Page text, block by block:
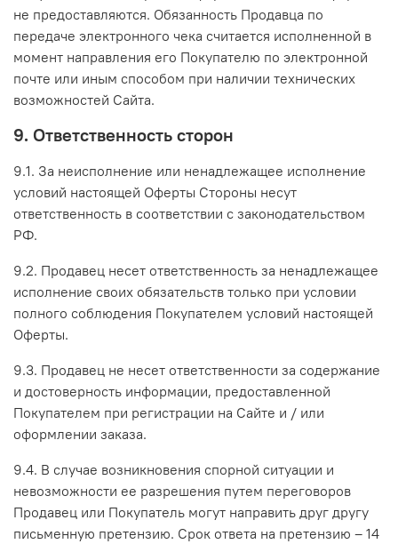
не предоставляются. Обязанность Продавца по
передаче электронного чека считается исполненной в
момент направления его Покупателю по электронной
почте или иным способом при наличии технических
возможностей Сайта.
9. Ответственность сторон
9.1. За неисполнение или ненадлежащее исполнение
условий настоящей Оферты Стороны несут
ответственность в соответствии с законодательством
РФ.
9.2. Продавец несет ответственность за ненадлежащее
исполнение своих обязательств только при условии
полного соблюдения Покупателем условий настоящей
Оферты.
9.3. Продавец не несет ответственности за содержание
и достоверность информации, предоставленной
Покупателем при регистрации на Сайте и / или
оформлении заказа.
9.4. В случае возникновения спорной ситуации и
невозможности ее разрешения путем переговоров
Продавец или Покупатель могут направить друг другу
письменную претензию. Срок ответа на претензию – 14